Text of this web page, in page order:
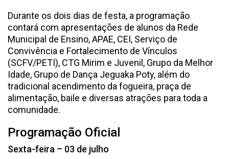
Durante os dois dias de festa, a programação
contará com apresentações de alunos da Rede
Municipal de Ensino, APAE, CEI, Serviço de
Convivência e Fortalecimento de Vínculos
(SCFV/PETI), CTG Mirim e Juvenil, Grupo da Melhor
Idade, Grupo de Dança Jeguaka Poty, além do
tradicional acendimento da fogueira, praça de
alimentação, baile e diversas atrações para toda a
comunidade.
Programação Oficial
Sexta-feira – 03 de julho